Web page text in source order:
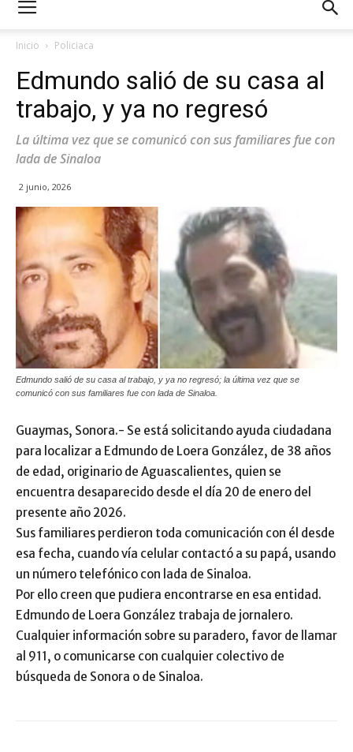
Inicio Policiaca
Edmundo salió de su casa al
trabajo, y ya no regresó
La última vez que se comunicó con sus familiares fue con
lada de Sinaloa
2 junio, 2026
Edmundo salió de su casa al trabajo, y ya no regresó; la última vez que se
comunicó con sus familiares fue con lada de Sinaloa.
Guaymas, Sonora.- Se está solicitando ayuda ciudadana
para localizar a Edmundo de Loera González, de 38 años
de edad, originario de Aguascalientes, quien se
encuentra desaparecido desde el día 20 de enero del
presente año 2026.
Sus familiares perdieron toda comunicación con él desde
esa fecha, cuando vía celular contactó a su papá, usando
un número telefónico con lada de Sinaloa.
Por ello creen que pudiera encontrarse en esa entidad.
Edmundo de Loera González trabaja de jornalero.
Cualquier información sobre su paradero, favor de llamar
al 911, o comunicarse con cualquier colectivo de
búsqueda de Sonora o de Sinaloa.